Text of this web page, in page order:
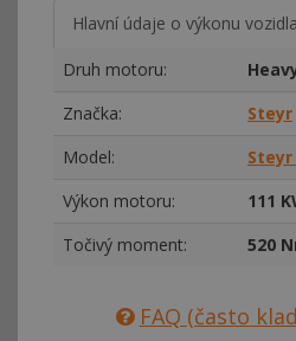
Hlavní údaje o výkonu vozidla
Druh motoru:
Značka:
Steyr
Model:
Steyr
Výkon motoru:
111
Točivý moment:
520
FAQ (často